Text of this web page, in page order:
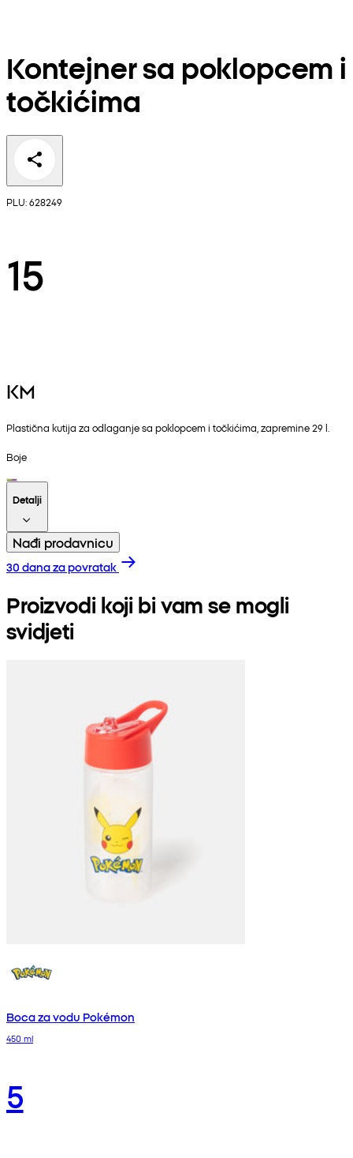
Kontejner sa poklopcem i
točkićima
PLU: 628249
15
KM
Plastična kutija za odlaganje sa poklopcem i točkićima, zapremine 29 l.
Boje
Detalji
Nađi prodavnicu
30 dana za povratak
Proizvodi koji bi vam se mogli
svidjeti
Boca za vodu Pokémon
450 ml
5